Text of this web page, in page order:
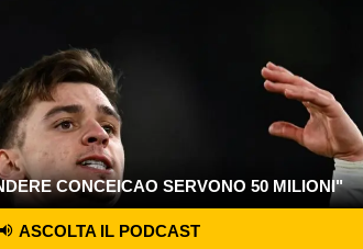
CONCEICAO SERVONO 50 MILIONI"
ASCOLTA IL PODCAST